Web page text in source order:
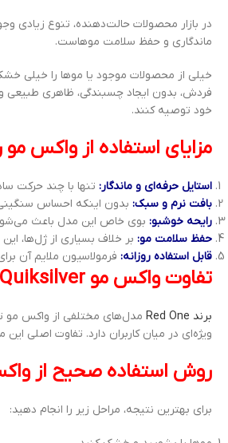
در بازار محصولات حالت‌دهنده، تنوع زیادی
ماندگاری و حفظ سلامت موهاست.
خیلی از محصولات موجود یا موها را خیلی
فردش، بدون ایجاد چسبندگی، ظاهری طبیعی
خود توصیه کنند.
مزایای استفاده از واکس
استایل حرفه‌ای و ماندگار: تنها با چند حرکت
بافت نرم و سبک: بدون اینکه احساس
رایحه خوشبو: بوی خاص این مدل باعث
حفظ سلامت مو: بر خلاف بسیاری از ژل‌ها،
قابل استفاده روزانه: فرمولاسیون ملایم آن
تفاوت واکس مو Quiksilver با دیگر مدل‌های ردوان
برند Red One مدل‌های مختلفی از واکس مو
ویژه‌ای در میان کاربران دارد. تفاوت اصلی
روش استفاده صحیح از
برای بهترین نتیجه، مراحل زیر را انجام دهید: